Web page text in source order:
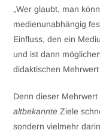
„Wer glaubt, man
medienunabhängig
Einfluss, den ein
und ist dann
didaktischen
Denn dieser
altbekannte Ziele
sondern vielmehr